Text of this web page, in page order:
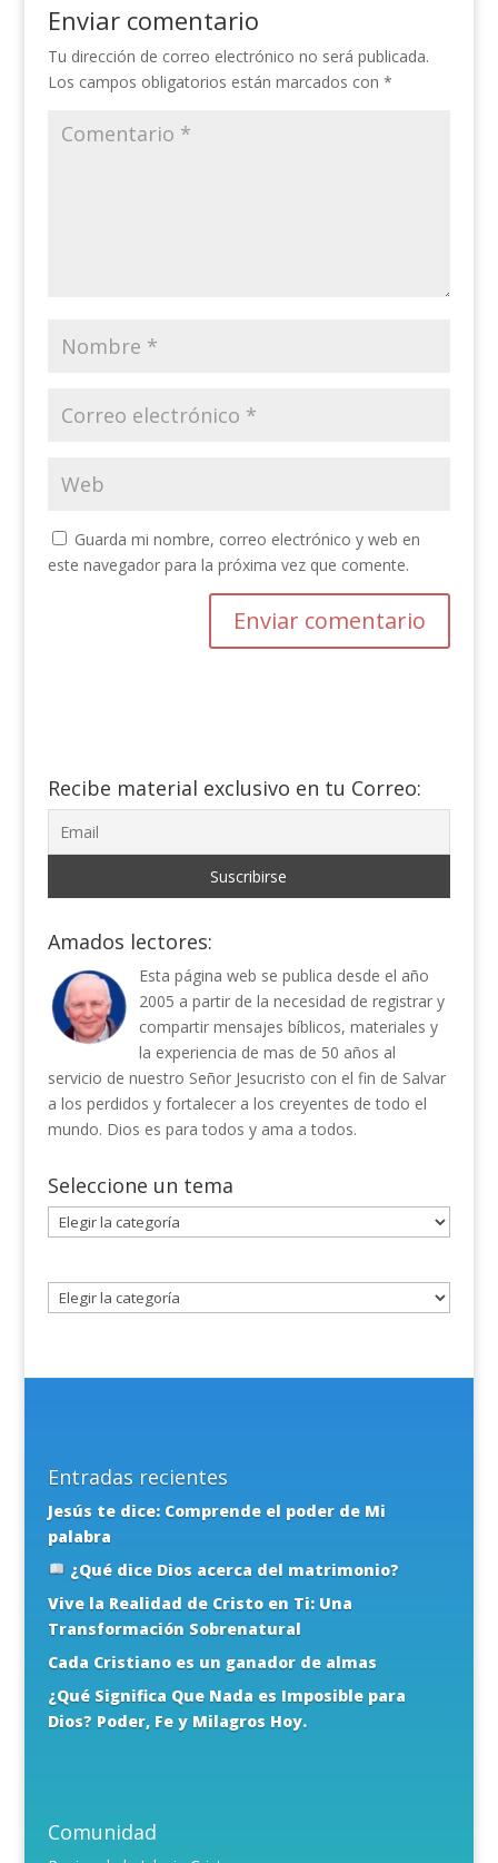
Enviar comentario
Tu dirección de correo electrónico no será publicada.
Los campos obligatorios están marcados con *
Guarda mi nombre, correo electrónico y web en
este navegador para la próxima vez que comente.
Recibe material exclusivo en tu Correo:
Amados lectores:
Esta página web se publica desde el año
2005 a partir de la necesidad de registrar y
compartir mensajes bíblicos, materiales y
la experiencia de mas de 50 años al
servicio de nuestro Señor Jesucristo con el fin de Salvar
a los perdidos y fortalecer a los creyentes de todo el
mundo. Dios es para todos y ama a todos.
Seleccione un tema
Seleccione
un
Entradas recientes
Jesús te dice: Comprende el poder de Mi
palabra
¿Qué dice Dios acerca del matrimonio?
Vive la Realidad de Cristo en Ti: Una
Transformación Sobrenatural
Cada Cristiano es un ganador de almas
¿Qué Significa Que Nada es Imposible para
Dios? Poder, Fe y Milagros Hoy.
Comunidad